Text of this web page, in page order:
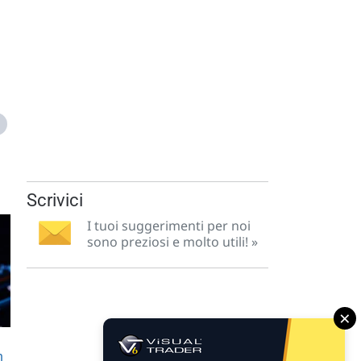
Scrivici
I tuoi suggerimenti per noi
sono preziosi e molto utili! »
×